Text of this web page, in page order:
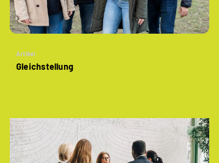
Artikel
Gleichstellung